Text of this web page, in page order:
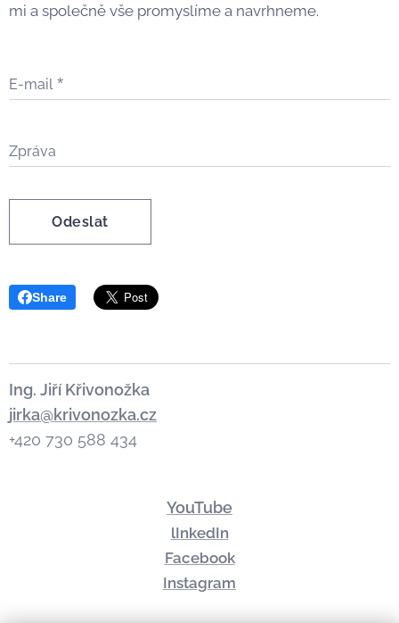
mi a společně vše promyslíme a navrhneme.
E-mail
Zpráva
Odeslat
Share
Ing. Jiří Křivonožka
jirka@krivonozka.cz
+420 730 588 434
YouTube
lInkedIn
Facebook
Instagram